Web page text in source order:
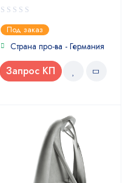
0
out
of
Под заказ
Страна про-ва - Германия
Запрос КП